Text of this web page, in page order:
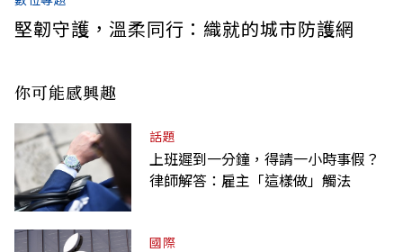
堅韌守護，溫柔同行：織就的城市防護網
你可能感興趣
話題
上班遲到一分鐘，得請一小時事假？
律師解答：雇主「這樣做」觸法
國際